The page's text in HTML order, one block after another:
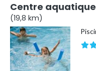
Centre
(19,8 km)